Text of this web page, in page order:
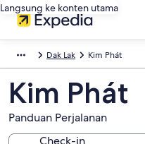
Langsung ke konten utama
Dak Lak Kim Phát
Kim Phát
Panduan Perjalanan
Check-in